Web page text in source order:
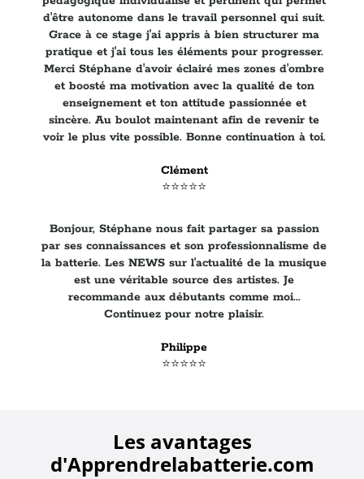
d'être autonome dans le travail personnel qui suit.
Grace à ce stage j'ai appris à bien structurer ma
pratique et j'ai tous les éléments pour progresser.
Merci Stéphane d'avoir éclairé mes zones d'ombre
et boosté ma motivation avec la qualité de ton
enseignement et ton attitude passionnée et
sincère. Au boulot maintenant afin de revenir te
voir le plus vite possible. Bonne continuation à toi.
Clément
⭐️⭐️⭐️⭐️⭐️
Bonjour, Stéphane nous fait partager sa passion
par ses connaissances et son professionnalisme de
la batterie. Les NEWS sur l'actualité de la musique
est une véritable source des artistes. Je
recommande aux débutants comme moi...
Continuez pour notre plaisir.
Philippe
⭐️⭐️⭐️⭐️⭐️
Les avantages
d'Apprendrelabatterie.com